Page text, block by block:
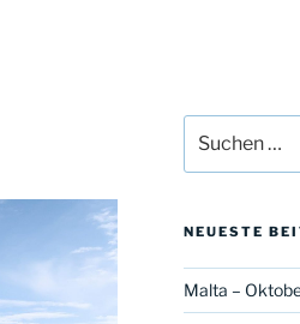
nach:
NEUESTE
Malta –